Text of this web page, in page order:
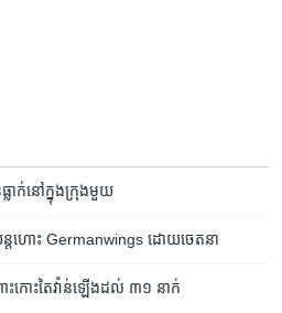
ាក់​នៅ​ក្នុង​ក្រុង​មួយ
យន្តហោះ​ Germanwings ដោយ​ចេតនា
ោះ​កោះ​តៃវ៉ាន់​ឡើង​ដល់​ ៣១​ នាក់